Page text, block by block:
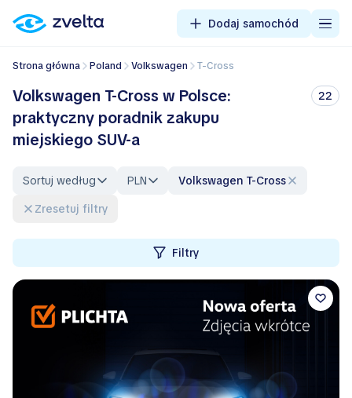
Dodaj samochód
Strona główna Poland Volkswagen T-Cross
Volkswagen T-Cross w Polsce:
praktyczny poradnik zakupu
miejskiego SUV-a
22
Sortuj według PLN
Volkswagen T-Cross
Zresetuj filtry
Filtry